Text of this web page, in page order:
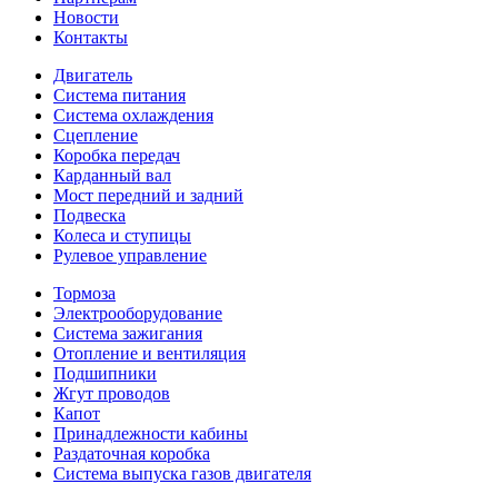
Новости
Контакты
Двигатель
Система питания
Система охлаждения
Сцепление
Коробка передач
Карданный вал
Мост передний и задний
Подвеска
Колеса и ступицы
Рулевое управление
Тормоза
Электрооборудование
Система зажигания
Отопление и вентиляция
Подшипники
Жгут проводов
Капот
Принадлежности кабины
Раздаточная коробка
Система выпуска газов двигателя